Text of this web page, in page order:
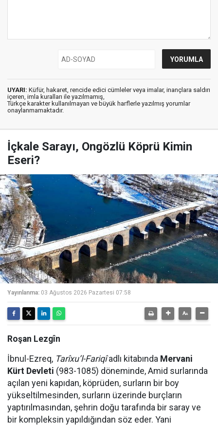
UYARI: Küfür, hakaret, rencide edici cümleler veya imalar, inançlara saldırı
içeren, imla kuralları ile yazılmamış,
Türkçe karakter kullanılmayan ve büyük harflerle yazılmış yorumlar
onaylanmamaktadır.
İçkale Sarayı, Ongözlü Köprü Kimin
Eseri?
Yayınlanma: 03 Ağustos 2026 Pazartesi 07:58
Roşan Lezgîn
İbnul-Ezreq, Tarîxu’l-Fariqîadlı kitabında Mervani
Kürt Devleti (983-1085) döneminde, Amid surlarında
açılan yeni kapıdan, köprüden, surların bir boy
yükseltilmesinden, surların üzerinde burçların
yaptırılmasından, şehrin doğu tarafında bir saray ve
bir kompleksin yapıldığından söz eder. Yani